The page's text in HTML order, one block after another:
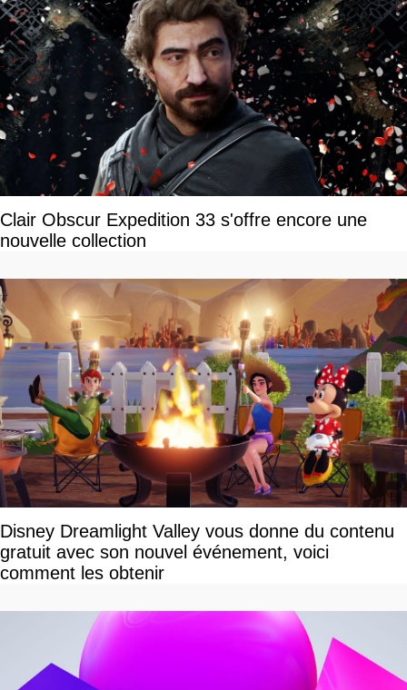
Clair Obscur Expedition 33 s'offre encore une
nouvelle collection
Disney Dreamlight Valley vous donne du contenu
gratuit avec son nouvel événement, voici
comment les obtenir